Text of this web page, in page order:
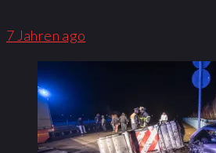
7 Jahren ago